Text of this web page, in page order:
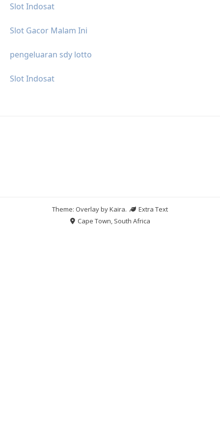
Slot Indosat
Slot Gacor Malam Ini
pengeluaran sdy lotto
Slot Indosat
Theme: Overlay byKaira.
Extra Text
Cape Town, South Africa